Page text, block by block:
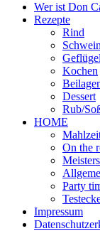
Wer ist Don
Rezepte
Rind
Schwein
Geflügel
Kochen
Dessert
Rub/
HOME
On the
Party
Impressum